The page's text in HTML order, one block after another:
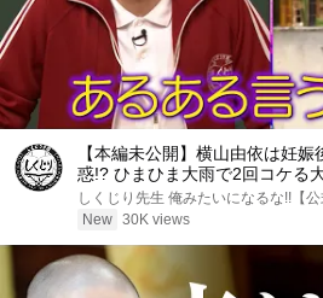
【本編未公開】横山由依は妊
惑!? ひまひま大雨で2回コケる
ズ青山はSNSで叩かれる!?
しくじり先生 俺みたいになるな!!【公
New 30K views